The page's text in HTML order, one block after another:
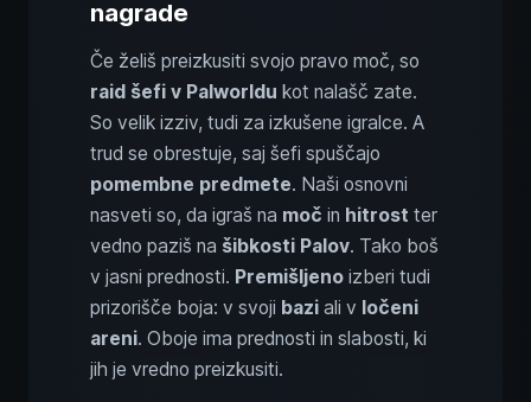
nagrade
Če želiš preizkusiti svojo pravo moč, so
raid šefi v Palworldu kot nalašč zate.
So velik izziv, tudi za izkušene igralce. A
trud se obrestuje, saj šefi spuščajo
pomembne predmete. Naši osnovni
nasveti so, da igraš na moč in hitrost ter
vedno paziš na šibkosti Palov. Tako boš
v jasni prednosti. Premišljeno izberi tudi
prizorišče boja: v svoji bazi ali v ločeni
areni. Oboje ima prednosti in slabosti, ki
jih je vredno preizkusiti.